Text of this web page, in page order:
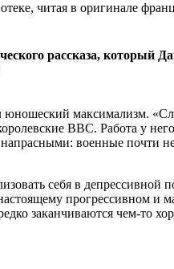
читая в оригинале
рассказа, который
максимализм.
ВВС. Работа у
военные почти
себя в депрессивной
прогрессивном и
заканчиваются чем-то